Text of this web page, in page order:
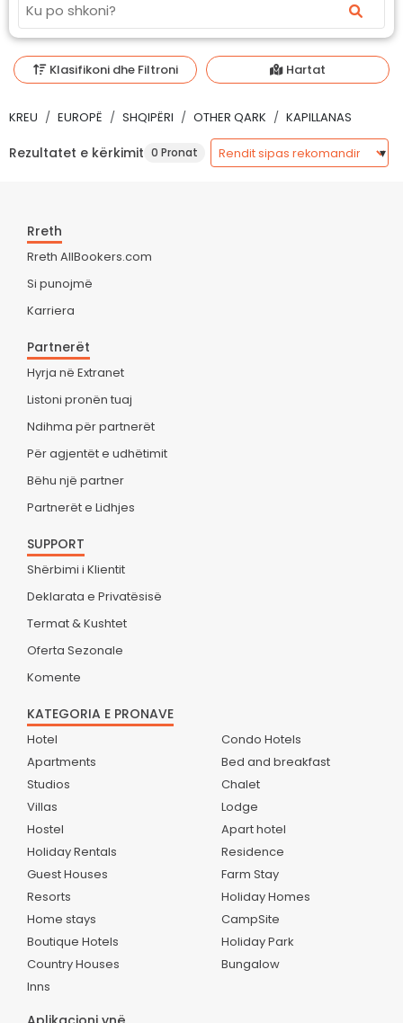
Klasifikoni dhe Filtroni Hartat
KREU EUROPË SHQIPËRI OTHER QARK KAPILLANAS
Rezultatet e kërkimit 0 Pronat
Rreth
Rreth AllBookers.com
Si punojmë
Karriera
Partnerët
Hyrja në Extranet
Listoni pronën tuaj
Ndihma për partnerët
Për agjentët e udhëtimit
Bëhu një partner
Partnerët e Lidhjes
SUPPORT
Shërbimi i Klientit
Deklarata e Privatësisë
Termat & Kushtet
Oferta Sezonale
Komente
KATEGORIA E PRONAVE
Hotel
Apartments
Studios
Villas
Hostel
Holiday Rentals
Guest Houses
Resorts
Home stays
Boutique Hotels
Country Houses
Inns
Condo Hotels
Bed and breakfast
Chalet
Lodge
Apart hotel
Residence
Farm Stay
Holiday Homes
CampSite
Holiday Park
Bungalow